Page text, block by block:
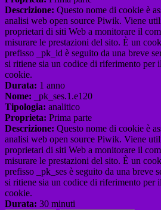
Descrizione: Questo nome di cookie è
analisi web open source Piwik. Viene
proprietari di siti Web a monitorare il
misurare le prestazioni del sito. È un
prefisso _pk_id è seguito da una breve
si ritiene sia un codice di riferimento per
cookie.
Durata: 1 anno
Nome: _pk_ses.1.e120
Tipologia: analitico
Proprieta: Prima parte
Descrizione: Questo nome di cookie è
analisi web open source Piwik. Viene
proprietari di siti Web a monitorare il
misurare le prestazioni del sito. È un
prefisso _pk_ses è seguito da una breve
si ritiene sia un codice di riferimento per
cookie.
Durata: 30 minuti